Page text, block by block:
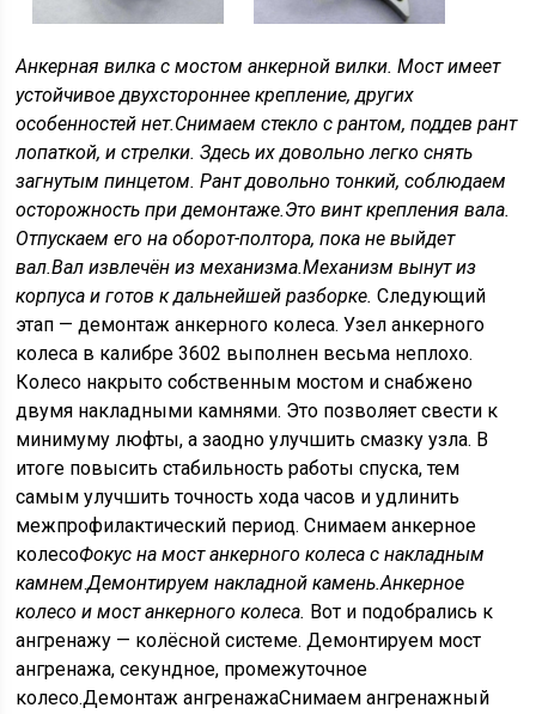
Анкерная вилка с мостом анкерной вилки. Мост имеет
устойчивое двухстороннее крепление, других
особенностей нет.Снимаем стекло с рантом, поддев рант
лопаткой, и стрелки. Здесь их довольно легко снять
загнутым пинцетом. Рант довольно тонкий, соблюдаем
осторожность при демонтаже.Это винт крепления вала.
Отпускаем его на оборот-полтора, пока не выйдет
вал.Вал извлечён из механизма.Механизм вынут из
корпуса и готов к дальнейшей разборке. Следующий
этап — демонтаж анкерного колеса. Узел анкерного
колеса в калибре 3602 выполнен весьма неплохо.
Колесо накрыто собственным мостом и снабжено
двумя накладными камнями. Это позволяет свести к
минимуму люфты, а заодно улучшить смазку узла. В
итоге повысить стабильность работы спуска, тем
самым улучшить точность хода часов и удлинить
межпрофилактический период. Снимаем анкерное
колесоФокус на мост анкерного колеса с накладным
камнем.Демонтируем накладной камень.Анкерное
колесо и мост анкерного колеса. Вот и подобрались к
ангренажу — колёсной системе. Демонтируем мост
ангренажа, секундное, промежуточное
колесо.Демонтаж ангренажаСнимаем ангренажный